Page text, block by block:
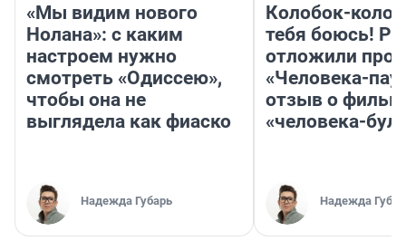
«Мы видим нового
Нолана»: с каким
настроем нужно
смотреть «Одиссею»,
чтобы она не
выглядела как фиаско
Надежда Губарь
Колобок-
тебя боюсь!
отложили
«Человека-
отзыв о
«человека-
Надежда